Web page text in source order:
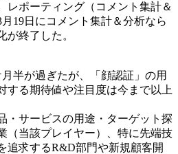
レポーティング（コメント集計＆
19日にコメント集計＆分析なら
が終了した。
半が過ぎたが、「顔認証」の用
する期待値や注目度は今まで以上
・サービスの用途・ターゲット探
（当該プレイヤー）、特に先端技
追求するR&D部門や新規顧客開